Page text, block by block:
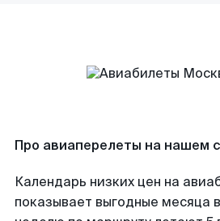
Про авиаперелеты на нашем
Календарь низких цен на
показывает выгодные месяца